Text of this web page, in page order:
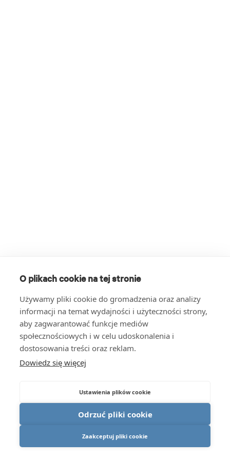
O plikach cookie na tej stronie
Używamy pliki cookie do gromadzenia oraz analizy
informacji na temat wydajności i użyteczności strony,
aby zagwarantować funkcje mediów
społecznościowych i w celu udoskonalenia i
dostosowania treści oraz reklam.
Dowiedz się więcej
Ustawienia plików cookie
Odrzuć pliki cookie
Zaakceptuj pliki cookie